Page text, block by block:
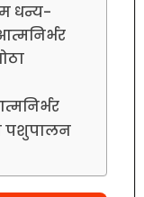
धन्य-
पशुपालन